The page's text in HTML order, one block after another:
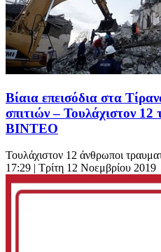
Βίαια επεισόδια στα
σπιτιών – Τουλάχιστον
ΒΙΝΤΕΟ
Τουλάχιστον 12 άνθρωποι
17:29 | Τρίτη 12 Νοεμβρίου 2019